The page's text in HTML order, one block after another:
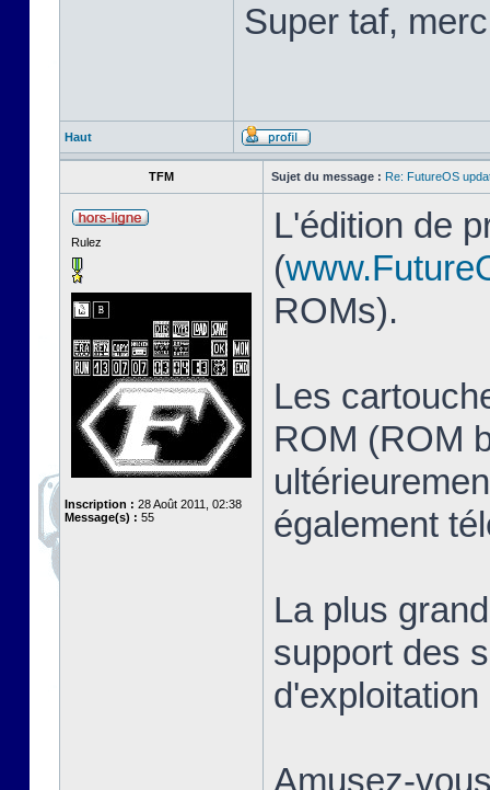
Super taf,
Haut
TFM Sujet du message : Re: FutureOS
Rulez
Inscription : 28 Août 2011, 02:38
Message(s) : 55
L'édition de
(
ROMs).
Les
ROM (ROM
également
La plus
support des
Amusez-